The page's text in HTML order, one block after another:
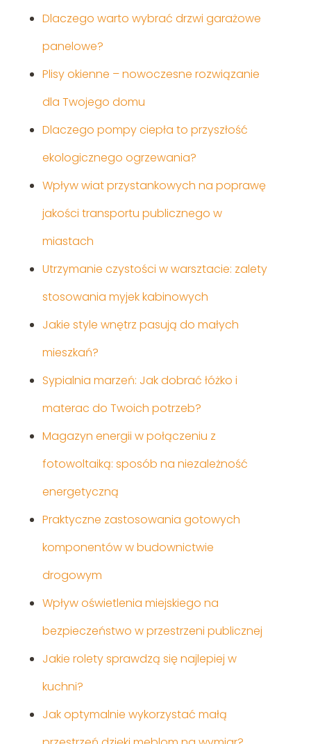
Dlaczego warto wybrać drzwi garażowe
panelowe?
Plisy okienne – nowoczesne rozwiązanie
dla Twojego domu
Dlaczego pompy ciepła to przyszłość
ekologicznego ogrzewania?
Wpływ wiat przystankowych na poprawę
jakości transportu publicznego w
miastach
Utrzymanie czystości w warsztacie: zalety
stosowania myjek kabinowych
Jakie style wnętrz pasują do małych
mieszkań?
Sypialnia marzeń: Jak dobrać łóżko i
materac do Twoich potrzeb?
Magazyn energii w połączeniu z
fotowoltaiką: sposób na niezależność
energetyczną
Praktyczne zastosowania gotowych
komponentów w budownictwie
drogowym
Wpływ oświetlenia miejskiego na
bezpieczeństwo w przestrzeni publicznej
Jakie rolety sprawdzą się najlepiej w
kuchni?
Jak optymalnie wykorzystać małą